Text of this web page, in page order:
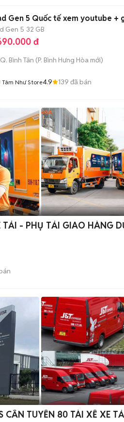
Gen 5 Quốc tế xem youtube +
Gen 5 32 GB
đ
Q. Bình Tân (P. Bình Hưng Hòa mới)
Tâm Như Store4.9 139 đã bán
TẢI - PHỤ TẢI GIAO HÀNG
CẦN TUYỂN 80 TÀI XẾ XE